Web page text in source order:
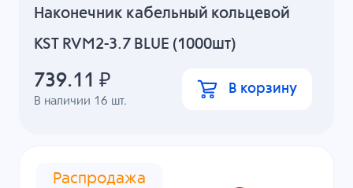
Наконечник кабельный кольцевой
KST RVM2-3.7 BLUE (1000шт)
В наличии 16 шт.
739.11 ₽ В корзину
Распродажа